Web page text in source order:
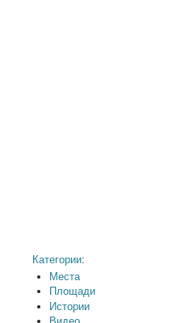
Категории:
Места
Площади
Истории